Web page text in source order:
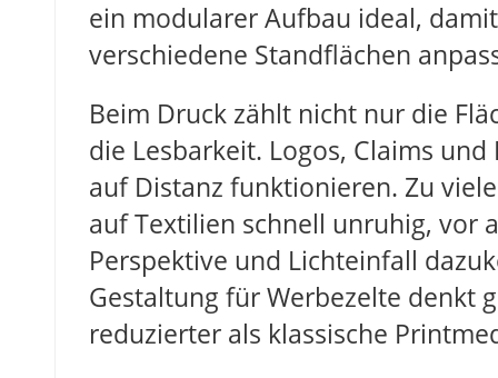
ein modularer Aufbau ideal,
verschiedene Standflächen
Beim Druck zählt nicht nur die
die Lesbarkeit. Logos, Claims und
auf Distanz funktionieren. Zu
auf Textilien schnell unruhig, vor
Perspektive und Lichteinfall
Gestaltung für Werbezelte denkt
reduzierter als klassische